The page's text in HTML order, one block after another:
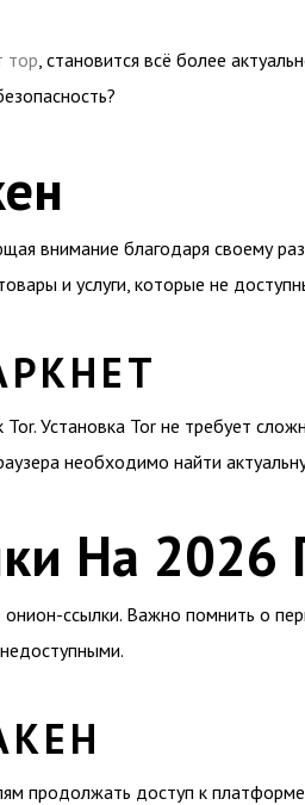
тор , становится всё более
внимание благодаря своему
и услуги, которые не
Установка Tor не требует
необходимо найти
На 2026
ссылки. Важно помнить о
продолжать доступ к